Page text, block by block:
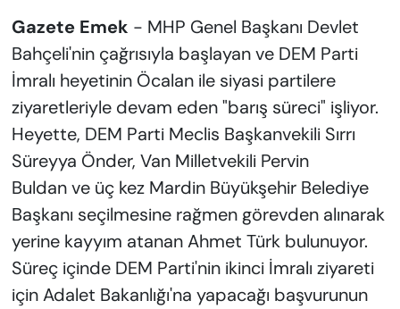
Gazete Emek - MHP Genel Başkanı Devlet
Bahçeli'nin çağrısıyla başlayan ve DEM Parti
İmralı heyetinin Öcalan ile siyasi partilere
ziyaretleriyle devam eden "barış süreci" işliyor.
Heyette, DEM Parti Meclis Başkanvekili Sırrı
Süreyya Önder, Van Milletvekili Pervin
Buldan ve üç kez Mardin Büyükşehir Belediye
Başkanı seçilmesine rağmen görevden alınarak
yerine kayyım atanan Ahmet Türk bulunuyor.
Süreç içinde DEM Parti'nin ikinci İmralı ziyareti
için Adalet Bakanlığı'na yapacağı başvurunun
YAZAR KÖŞESİ
SİYASET
VAN VE DİYARBAKIR HABERLERİ